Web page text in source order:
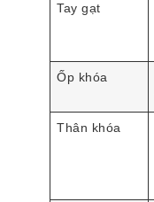
Tay gạt
Ốp khóa
Thân khóa